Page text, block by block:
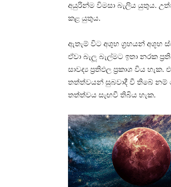
අයුරින්ම විමසා බැලිය යුතුය.
කළ යුතුය.
ඇතැම් විට අශුභ ග්‍රහයන් අශූභ
ඒවා බැලූ බැල්මට ඉතා නරක
සාවද්‍ය ප්‍රතිඵල ප්‍රකාශ විය
තත්ත්වයන් සුබවාදී වී තිබේ නම්
තත්ත්වය සැඟවී තිබිය හැක.